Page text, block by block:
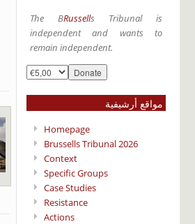
The BRussells Tribunal is
independent and wants to
remain independent.
Homepage
Brussells Tribunal 2026
Context
Specific Groups
Case Studies
Resistance
Actions